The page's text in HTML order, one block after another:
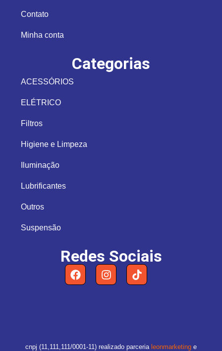
Contato
Minha conta
Categorias
ACESSÓRIOS
ELÉTRICO
Filtros
Higiene e Limpeza
Iluminação
Lubrificantes
Outros
Suspensão
Redes Sociais
cnpj (11,111,111/0001-11) realizado parceria leonmarketing e